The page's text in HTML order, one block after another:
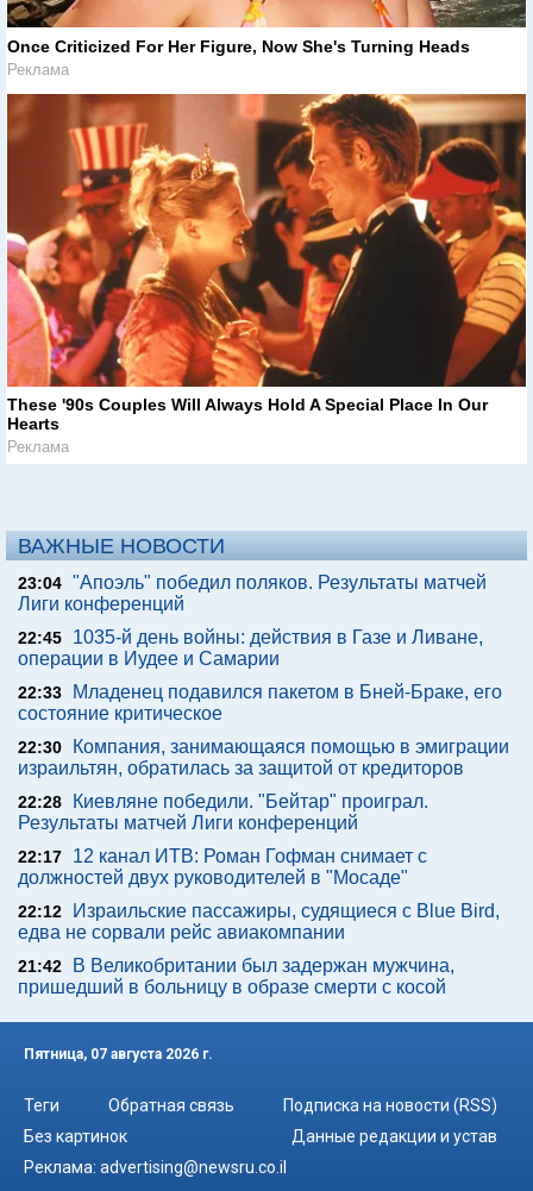
Once Criticized For Her Figure, Now She's Turning Heads
Реклама
These '90s Couples Will Always Hold A Special Place In Our
Hearts
Реклама
ВАЖНЫЕ НОВОСТИ
23:04 "Апоэль" победил поляков. Результаты матчей
Лиги конференций
22:45
1035-й день войны: действия в Газе и Ливане,
операции в Иудее и Самарии
22:33
Младенец подавился пакетом в Бней-Браке, его
состояние критическое
22:30
Компания, занимающаяся помощью в эмиграции
израильтян, обратилась за защитой от кредиторов
22:28
Киевляне победили. "Бейтар" проиграл.
Результаты матчей Лиги конференций
22:17
12 канал ИТВ: Роман Гофман снимает с
должностей двух руководителей в "Мосаде"
22:12
Израильские пассажиры, судящиеся с Blue Bird,
едва не сорвали рейс авиакомпании
21:42
В Великобритании был задержан мужчина,
пришедший в больницу в образе смерти с косой
Пятница, 07 августа 2026 г.
Теги Обратная связь
Подписка на новости (RSS)
Без картинок
Данные редакции и устав
Реклама: advertising@newsru.co.il